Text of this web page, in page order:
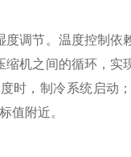
调节。温度控制
机之间的循环，
时，制冷系统启动
值附近。